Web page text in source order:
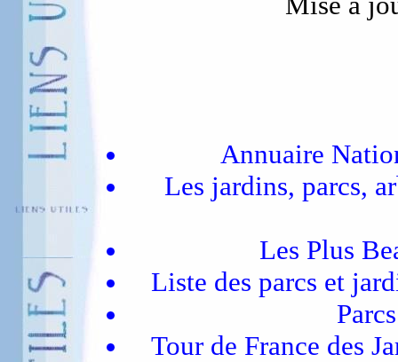
Annuaire
Les jardins, parcs,
Les Plus
Liste des parcs et
Tour de France des